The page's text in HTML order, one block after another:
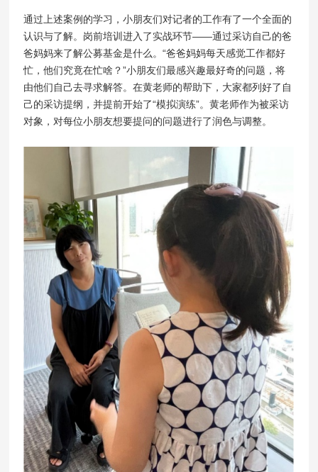
通过上述案例的学习，小朋友们对记者的工作有了一个全面的
认识与了解。岗前培训进入了实战环节——通过采访自己的爸
爸妈妈来了解公募基金是什么。“爸爸妈妈每天感觉工作都好
忙，他们究竟在忙啥？”小朋友们最感兴趣最好奇的问题，将
由他们自己去寻求解答。在黄老师的帮助下，大家都列好了自
己的采访提纲，并提前开始了“模拟演练”。黄老师作为被采访
对象，对每位小朋友想要提问的问题进行了润色与调整。